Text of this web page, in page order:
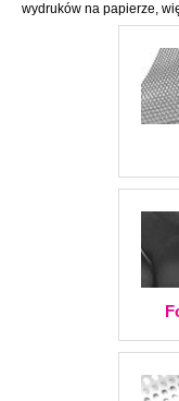
wydruków na papierze,